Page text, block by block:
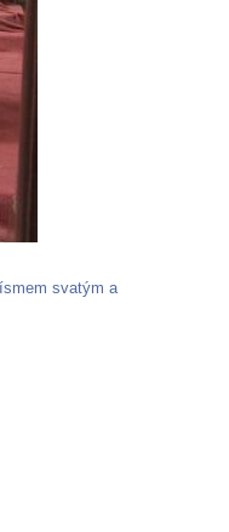
svatým a